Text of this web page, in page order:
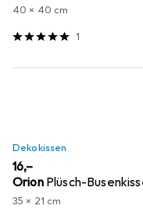
40 x 40 cm
1
Dekokissen
EUR
16,–
Orion Plüsch-
35 x 21 cm